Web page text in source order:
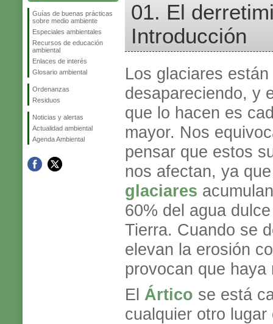
Guías de buenas prácticas
sobre medio ambiente
Especiales ambientales
Recursos de educación
ambiental
Enlaces de interés
Glosario ambiental
Ordenanzas
Residuos
Noticias y alertas
Actualidad ambiental
Agenda Ambiental
01. El
Introducción
Los glaciares están
desapareciendo, y
que lo hacen es
mayor. Nos
pensar que estos
nos afectan, ya
glaciares
60% del agua
Tierra. Cuando se
elevan la erosión
provocan que
El Ártico se está
cualquier otro